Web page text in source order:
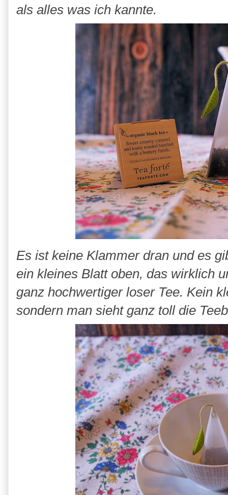
als alles was ich kannte.
Es ist keine Klammer dran und es
ein kleines Blatt oben, das wirklich
ganz hochwertiger loser Tee. Kein
sondern man sieht ganz toll die